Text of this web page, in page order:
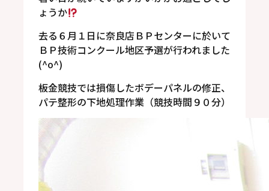
ょうか
去る６月１日に奈良店ＢＰセンターに於いて
ＢＰ技術コンクール地区予選が行われました
(^o^)
板金競技では損傷したボデーパネルの修正、
パテ整形の下地処理作業（競技時間９０分）